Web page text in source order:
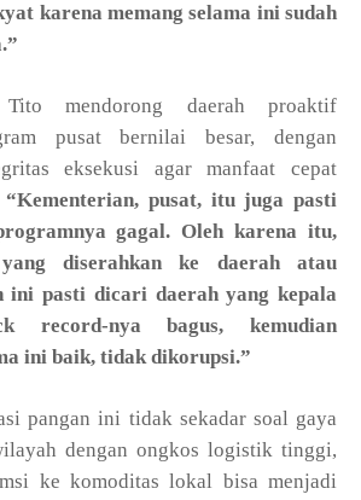
karena memang selama ini sudah
mendorong daerah proaktif
pusat bernilai besar, dengan
eksekusi agar manfaat cepat
“Kementerian, pusat, itu juga pasti
gagal. Oleh karena itu,
diserahkan ke daerah atau
ini pasti dicari daerah yang kepala
record-nya bagus, kemudian
ini baik, tidak dikorupsi.”
pangan ini tidak sekadar soal gaya
dengan ongkos logistik tinggi,
ke komoditas lokal bisa menjadi